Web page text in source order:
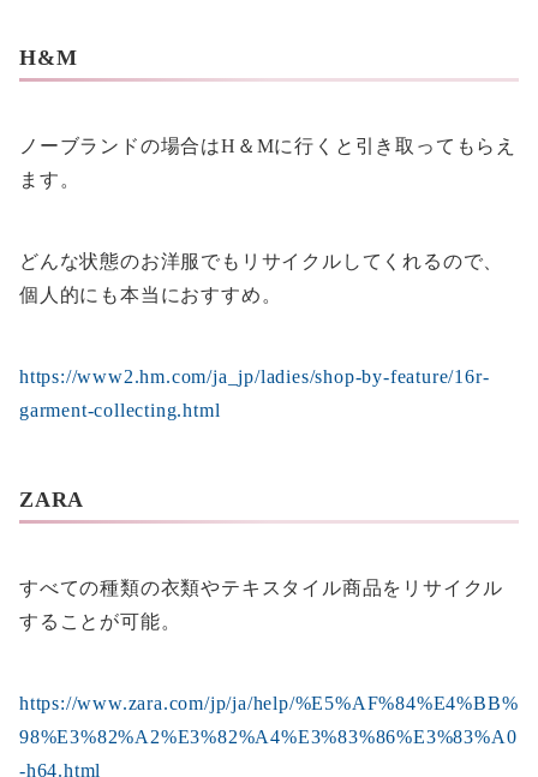
H&M
ノーブランドの場合はH＆Mに行くと引き取ってもらえ
ます。
どんな状態のお洋服でもリサイクルしてくれるので、
個人的にも本当におすすめ。
https://www2.hm.com/ja_jp/ladies/shop-by-feature/16r-
garment-collecting.html
ZARA
すべての種類の衣類やテキスタイル商品をリサイクル
することが可能。
https://www.zara.com/jp/ja/help/%E5%AF%84%E4%BB%
98%E3%82%A2%E3%82%A4%E3%83%86%E3%83%A0
-h64.html